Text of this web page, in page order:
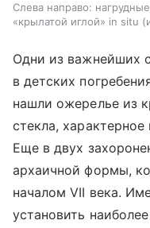
Слева направо:
«крылатой иглой» in situ
Одни из важнейших
в детских
нашли ожерелье из
стекла,
Еще в двух
архаичной формы,
началом VII века.
установить